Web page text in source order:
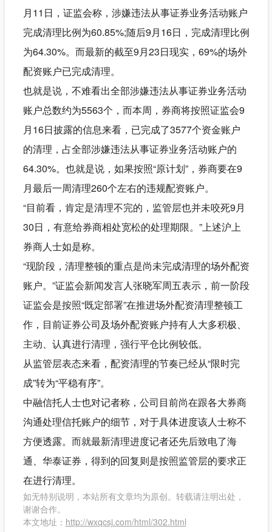
月11日，证监会称，涉嫌违法从事证券业务活动账户
完成清理比例为60.85%;随后9月16日，完成清理比例
为64.30%。而最新的截至9月23日现实，69%的场外
配资账户已完成清理。
也就是说，不难看出全部涉嫌违法从事证券业务活动
账户总数约为5563个，而本周，券商将按照证监会9
月16日披露的信息来看，已完成了3577个资金账户
的清理，占全部涉嫌违法从事证券业务活动账户的
64.30%。也就是说，如果按照“原计划”，券商要在9
月最后一周清理260个左右的违规配资账户。
“目前看，肯定是清理不完的，监管层也并未咬死9月
30日，有意给券商相处宽松的处理期限。”上述沪上
券商人士如是称。
“现阶段，清理整顿的重点是尚未完成清理的场外配资
账户。”证监会新闻发言人张晓军周五表示，前一阶段
证监会是按照“既定部署”在推进场外配资清理整顿工
作，目前证券公司及场外配资账户持有人大多积极、
主动、认真进行清理，强行平仓比例较低。
从监管层表态来看，配资清理的节奏已经从“限时完
成”转为“平稳有序”。
中融信托人士也对记者称，公司目前尚在跟各大券商
沟通处理信托账户的细节，对于具体进度该人士称不
方便透露。而就最新清理进度记者还先后致电了海
通、华泰证券，得到的回复则是按照监管层的要求正
在进行清理。
如无特别说明，本站所有文章均为原创。转载请注明出处，
谢谢合作。
本文地址： http://wxqcsj.com/html/302.html